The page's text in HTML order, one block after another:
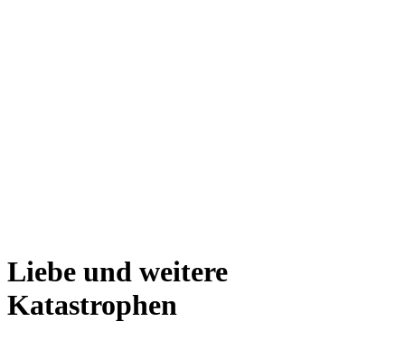
Liebe und weitere
Katastrophen